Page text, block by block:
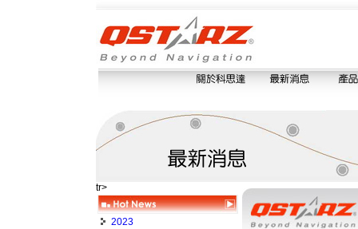
tr>
2023